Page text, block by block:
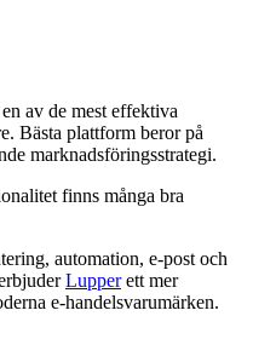
av de mest effektiva
Bästa plattform beror på
marknadsföringsstrategi.
finns många bra
automation, e-post och
Lupperett mer
e-handelsvarumärken.